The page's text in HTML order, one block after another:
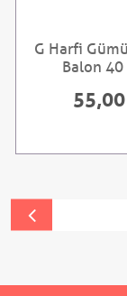
G Harfi
Balon 40
55,00